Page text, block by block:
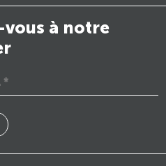
à notre